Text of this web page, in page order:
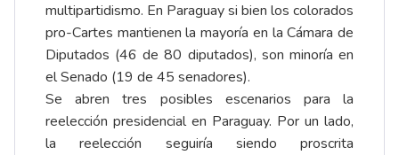
multipartidismo. En Paraguay si bien los colorados
pro-Cartes mantienen la mayoría en la Cámara de
Diputados (46 de 80 diputados), son minoría en
el Senado (19 de 45 senadores).
Se abren tres posibles escenarios para la
reelección presidencial en Paraguay. Por un lado,
la reelección seguiría siendo proscrita